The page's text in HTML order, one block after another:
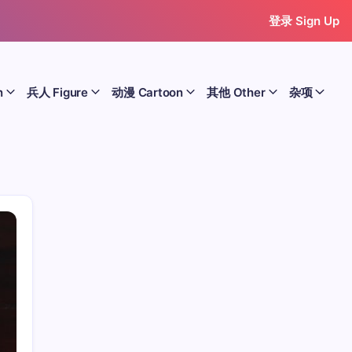
登录 Sign Up
兵人 Figure 动漫 Cartoon 其他 Other 杂项